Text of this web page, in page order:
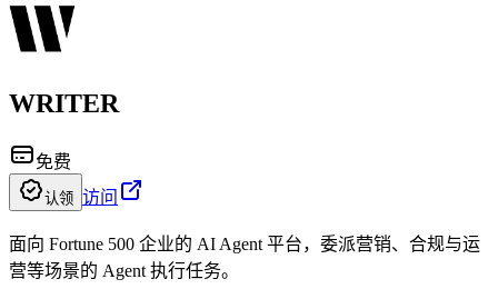
WRITER
免费
认领 访问
面向 Fortune 500 企业的 AI Agent 平台，委派营销、合规与运
营等场景的 Agent 执行任务。